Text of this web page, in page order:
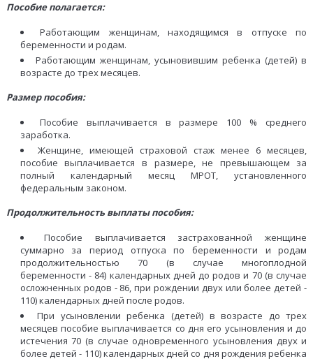
Пособие полагается:
Работающим женщинам, находящимся в отпуске по
беременности и родам.
Работающим женщинам, усыновившим ребенка (детей) в
возрасте до трех месяцев.
Размер пособия:
Пособие выплачивается в размере 100 % среднего
заработка.
Женщине, имеющей страховой стаж менее 6 месяцев,
пособие выплачивается в размере, не превышающем за
полный календарный месяц МРОТ, установленного
федеральным законом.
Продолжительность выплаты пособия:
Пособие выплачивается застрахованной женщине
суммарно за период отпуска по беременности и родам
продолжительностью 70 (в случае многоплодной
беременности - 84) календарных дней до родов и 70 (в случае
осложненных родов - 86, при рождении двух или более детей -
110) календарных дней после родов.
При усыновлении ребенка (детей) в возрасте до трех
месяцев пособие выплачивается со дня его усыновления и до
истечения 70 (в случае одновременного усыновления двух и
более детей - 110) календарных дней со дня рождения ребенка